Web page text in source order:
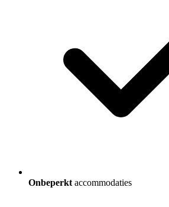
Onbeperkt accommodaties